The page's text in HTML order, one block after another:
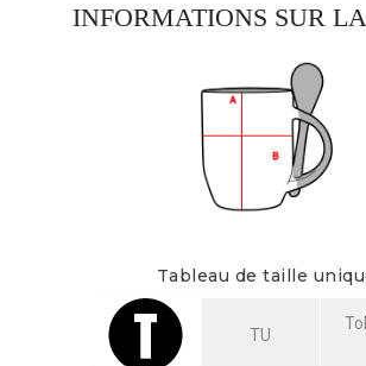
INFORMATIONS SUR
Tableau de taille
TU